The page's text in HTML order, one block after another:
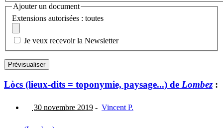
Ajouter un document
Extensions autorisées : toutes
Je veux recevoir la Newsletter
Lòcs (lieux-dits = toponymie, paysage...) de Lombez:
30 novembre 2019 - Vincent P.